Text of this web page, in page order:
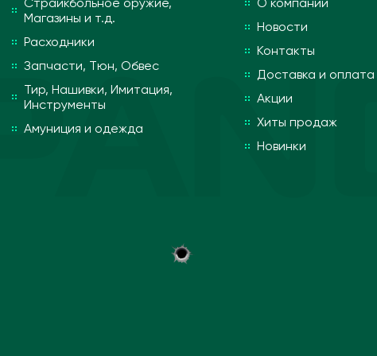
Страйкбольное оружие,
Магазины и т.д.
Расходники
Запчасти, Тюн, Обвес
Тир, Нашивки, Имитация,
Инструменты
Амуниция и одежда
О компании
Новости
Контакты
Доставка и оплата
Акции
Хиты продаж
Новинки